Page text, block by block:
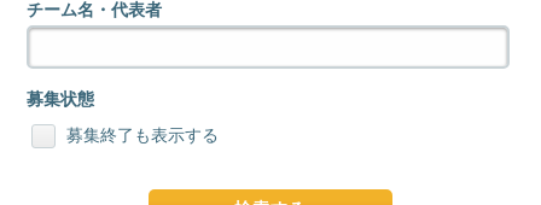
チーム名・代表者
募集状態
募集終了も表示する